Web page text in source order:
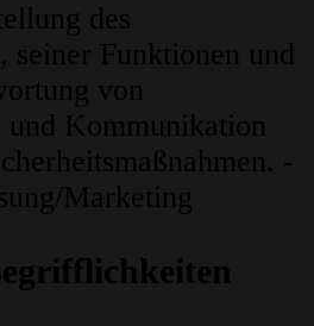
des
seiner Funktionen und
von
Kommunikation
-
Marketing